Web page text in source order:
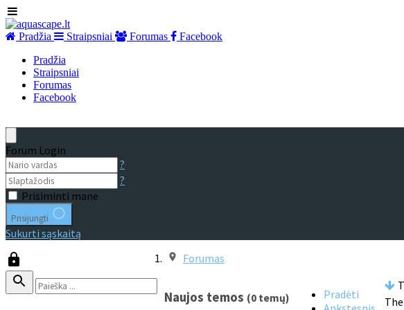
Pradžia Straipsniai Forumas
Facebook
Pradžia
Straipsniai
Forumas
Facebook
Forum Login
?
?
Prisiminti mane
Prisijungti
Sukurti sąskaitą
Forumas
Naujos temos (0 temų)
Pradėti